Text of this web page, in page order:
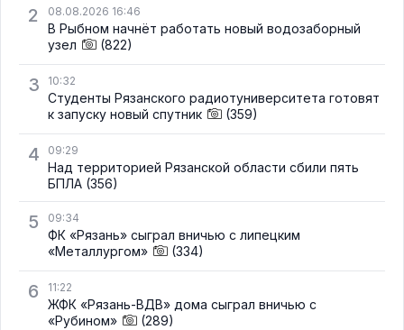
2 08.08.2026 16:46
В Рыбном начнёт работать новый водозаборный
узел
(822)
3 10:32
Студенты Рязанского радиотуниверситета готовят
к запуску новый спутник
(359)
4 09:29
Над территорией Рязанской области сбили пять
БПЛА (356)
5 09:34
ФК «Рязань» сыграл вничью с липецким
«Металлургом»
(334)
6 11:22
ЖФК «Рязань-ВДВ» дома сыграл вничью с
«Рубином»
(289)